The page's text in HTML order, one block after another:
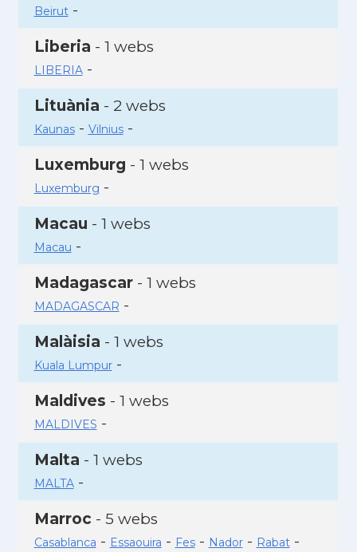
Beirut-
Liberia - 1 webs
LIBERIA-
Lituània - 2 webs
Kaunas- Vilnius-
Luxemburg - 1 webs
Luxemburg -
Macau - 1 webs
Macau -
Madagascar- 1 webs
MADAGASCAR -
Malàisia - 1 webs
Kuala Lumpur-
Maldives - 1 webs
MALDIVES -
Malta - 1 webs
MALTA-
Marroc - 5 webs
Casablanca - Essaouira - Fes- Nador- Rabat-